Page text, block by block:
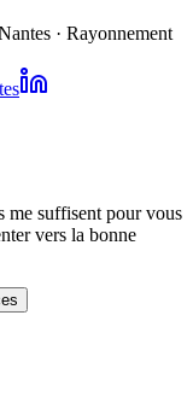
· Rayonnement
me suffisent pour vous
vers la bonne